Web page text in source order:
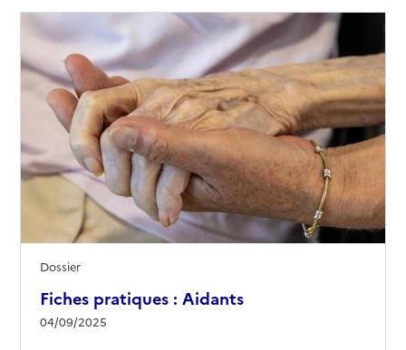
Fiches pratiques : Aidants
04/09/2025
Dossier